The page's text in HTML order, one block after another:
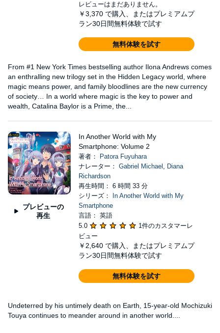
レビューはまだありません。
￥3,370 で購入、またはプレミアムプ
ラン30日間無料体験で試す
無料体験を試す
From #1 New York Times bestselling author Ilona Andrews comes
an enthralling new trilogy set in the Hidden Legacy world, where
magic means power, and family bloodlines are the new currency
of society… In a world where magic is the key to power and
wealth, Catalina Baylor is a Prime, the...
プレビューの
再生
In Another World with My
Smartphone: Volume 2
著者：
Patora Fuyuhara
ナレーター： Gabriel Michael , Diana
Richardson
再生時間： 6 時間 33 分
シリーズ：
In Another World with My
Smartphone
言語： 英語
5.0
1件のカスタマーレ
ビュー
￥2,640 で購入、またはプレミアムプ
ラン30日間無料体験で試す
無料体験を試す
Undeterred by his untimely death on Earth, 15-year-old Mochizuki
Touya continues to meander around in another world....